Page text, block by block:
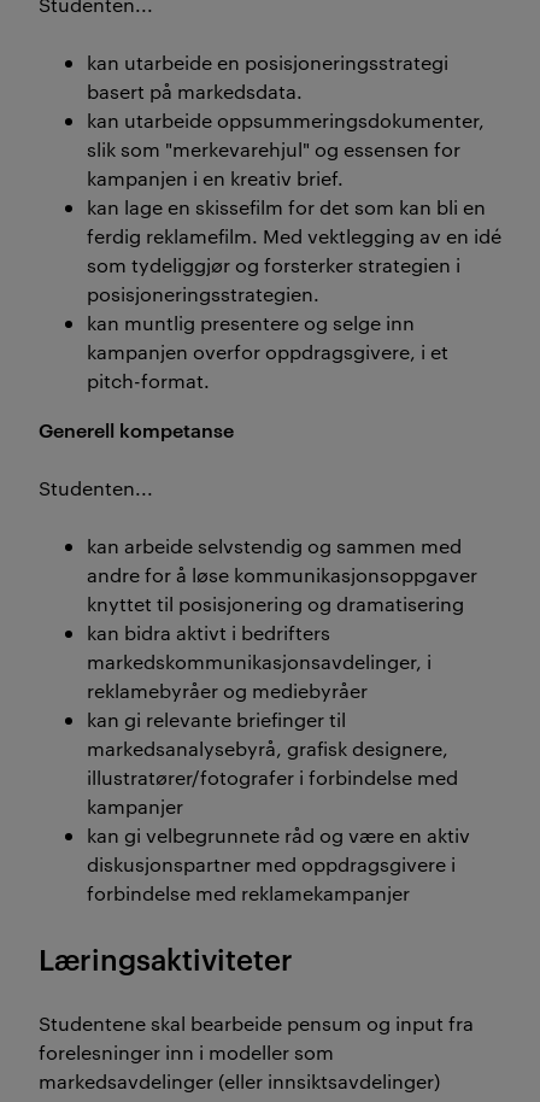
kan utarbeide en posisjoneringsstrategi
basert på markedsdata.
kan utarbeide oppsummeringsdokumenter,
slik som "merkevarehjul" og essensen for
kampanjen i en kreativ brief.
kan lage en skissefilm for det som kan bli en
ferdig reklamefilm. Med vektlegging av en idé
som tydeliggjør og forsterker strategien i
posisjoneringsstrategien.
kan muntlig presentere og selge inn
kampanjen overfor oppdragsgivere, i et
pitch-format.
Generell kompetanse
Studenten...
kan arbeide selvstendig og sammen med
andre for å løse kommunikasjonsoppgaver
knyttet til posisjonering og dramatisering
kan bidra aktivt i bedrifters
markedskommunikasjonsavdelinger, i
reklamebyråer og mediebyråer
kan gi relevante briefinger til
markedsanalysebyrå, grafisk designere,
illustratører/fotografer i forbindelse med
kampanjer
kan gi velbegrunnete råd og være en aktiv
diskusjonspartner med oppdragsgivere i
forbindelse med reklamekampanjer
Læringsaktiviteter
Studentene skal bearbeide pensum og input fra
forelesninger inn i modeller som
markedsavdelinger (eller innsiktsavdelinger)